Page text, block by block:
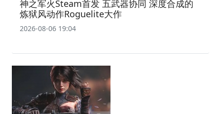
神之军火Steam首发 五武器协同 深度合成的
炼狱风动作Roguelite大作
2026-08-06 19:04